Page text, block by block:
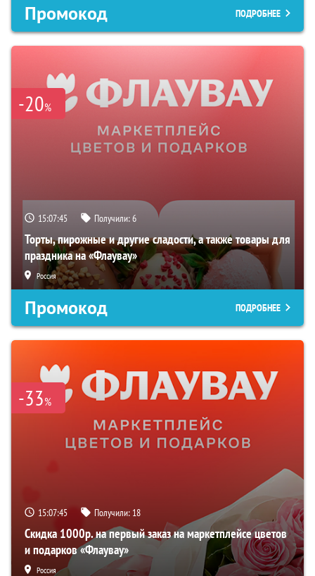
Промокод ПОДРОБНЕЕ
-20%
15:07:44 Получили:6
Торты, пирожные и другие сладости, а также товары для
праздника на «Флаувау»
Россия
Промокод ПОДРОБНЕЕ
-33%
15:07:44 Получили: 18
Скидка 1000р. на первый заказ на маркетплейсе цветов
и подарков «Флаувау»
Россия